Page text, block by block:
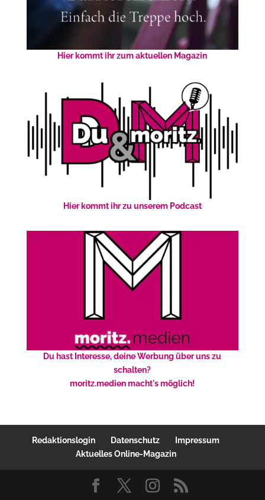
Hier kommt ihr zum aktuellen Magazin
Hier kommt ihr zu unserem Podcast
Du hast Interesse, deine Werbung über uns zu
schalten?
moritz.medien macht's möglich!
Redaktionslogin Datenschutz
Impressum
Aktuelles Online-Magazin